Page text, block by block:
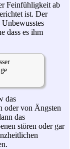
Feinfühligkeit ab
ist. Der
dass es ihm
das
oder von Ängsten
das
stören oder gar